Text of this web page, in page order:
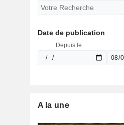
Date de publication
Depuis le
A la une